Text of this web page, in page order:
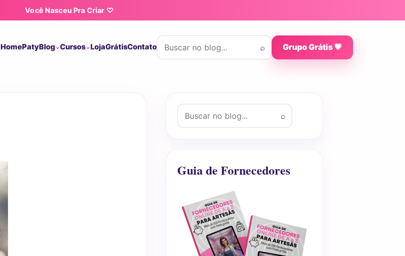
Você Nasceu Pra Criar ♡
HomePatyBlog Cursos LojaGrátisContato
Buscar por:
⌕ Grupo Grátis 💗
Buscar por:
⌕
Guia de Fornecedores